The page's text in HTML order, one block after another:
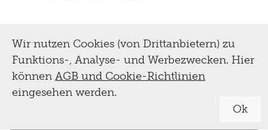
Wir nutzen Cookies (von Drittanbietern) zu
Funktions-, Analyse- und Werbezwecken. Hier
können AGB und Cookie-Richtlinien
eingesehen werden.
Ok